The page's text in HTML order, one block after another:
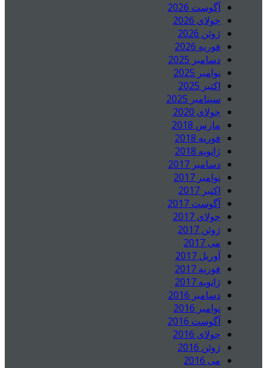
آگوست 2026
جولای 2026
ژوئن 2026
فوریه 2026
دسامبر 2025
نوامبر 2025
اکتبر 2025
سپتامبر 2025
جولای 2020
مارس 2018
فوریه 2018
ژانویه 2018
دسامبر 2017
نوامبر 2017
اکتبر 2017
آگوست 2017
جولای 2017
ژوئن 2017
می 2017
آوریل 2017
فوریه 2017
ژانویه 2017
دسامبر 2016
نوامبر 2016
آگوست 2016
جولای 2016
ژوئن 2016
می 2016